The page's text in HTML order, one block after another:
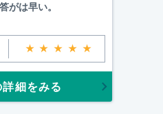
がは早い。
★★★★★
細をみる